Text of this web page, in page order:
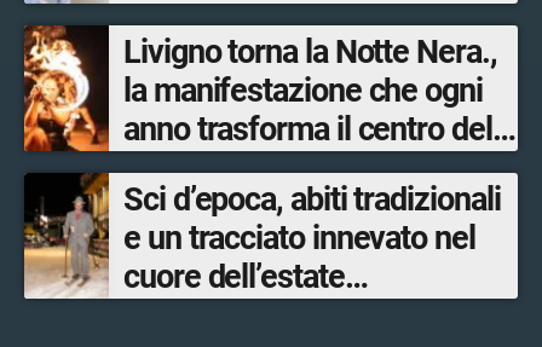
ideata e organizzata
dall’Associazione
mandamentale di
Confcommercio Sondrio in
collaborazione con Sondrio
Shopping.
Livigno torna la Notte Nera.,
la manifestazione che ogni
anno trasforma il centro del
paese in un palcoscenico a
cielo aperto
Sci d’epoca, abiti tradizionali
e un tracciato innevato nel
cuore dell’estate